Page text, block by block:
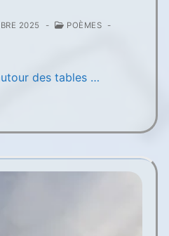
2025 - POÈMES -
des tables …